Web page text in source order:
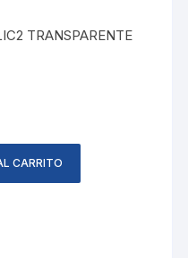
TRANSPARENTE
CARRITO